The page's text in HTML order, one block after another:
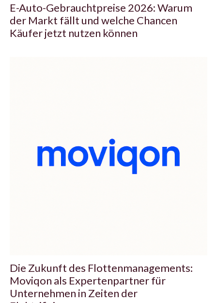
E-Auto-Gebrauchtpreise 2026: Warum
der Markt fällt und welche Chancen
Käufer jetzt nutzen können
Die Zukunft des Flottenmanagements:
Moviqon als Expertenpartner für
Unternehmen in Zeiten der